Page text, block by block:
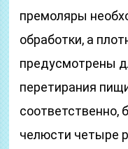
премоляры
обработки, а
предусмотрены
перетирания
соответственно,
челюсти четыре